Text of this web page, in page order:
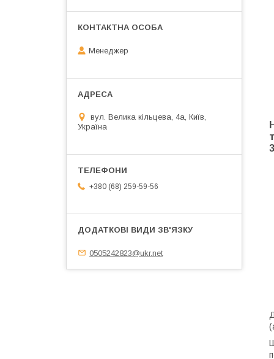
Менеджер
вул. Велика кільцева, 4а, Київ,
Україна
+380 (68) 259-59-56
0505242823@ukr.net